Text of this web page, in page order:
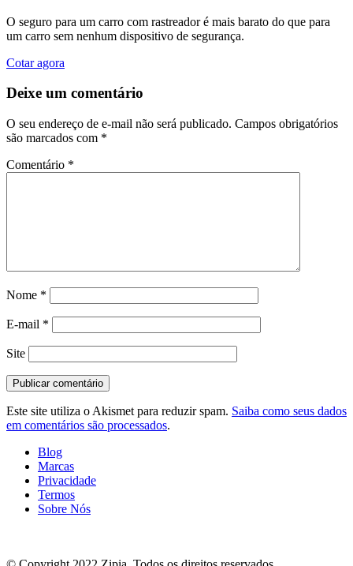
O seguro para um carro com rastreador é mais barato do que para
um carro sem nenhum dispositivo de segurança.
Cotar agora
Deixe um comentário
O seu endereço de e-mail não será publicado. Campos obrigatórios
são marcados com *
Comentário *
Nome *
E-mail *
Site
Este site utiliza o Akismet para reduzir spam. Saiba como seus dados
em comentários são processados.
Blog
Marcas
Privacidade
Termos
Sobre Nós